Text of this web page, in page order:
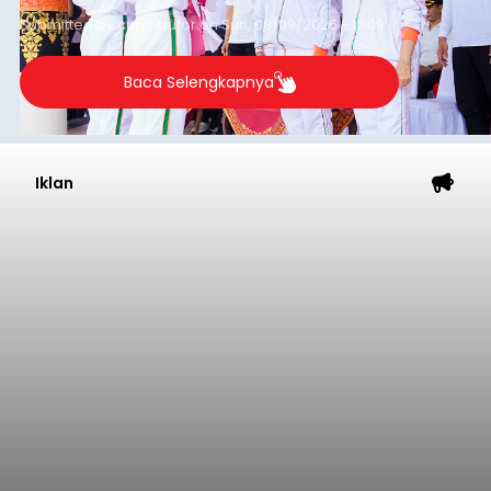
Submitted by contributoronSun, 08/09/2026 - 17:09
Baca Selengkapnya
Iklan